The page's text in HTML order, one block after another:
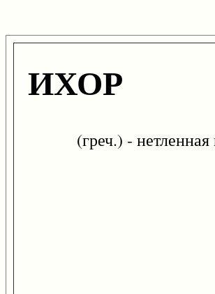
ИХОР
(греч.) - нетленная